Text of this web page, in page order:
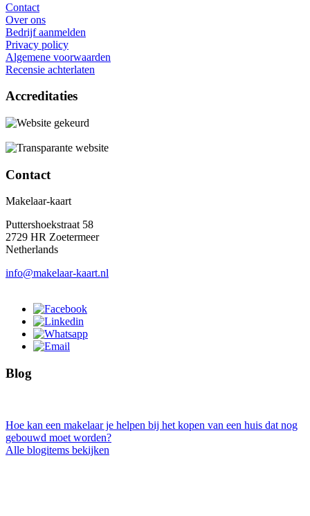
Contact
Over ons
Bedrijf aanmelden
Privacy policy
Algemene voorwaarden
Recensie achterlaten
Accreditaties
Contact
Makelaar-kaart
Puttershoekstraat 58
2729 HR Zoetermeer
Netherlands
info@makelaar-kaart.nl
Blog
Hoe kan een makelaar je helpen bij het kopen van een huis dat nog
gebouwd moet worden?
Alle blogitems bekijken